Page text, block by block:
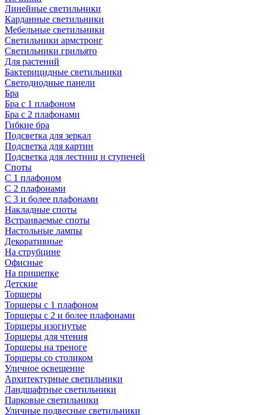
Линейные светильники
Карданные светильники
Мебельные светильники
Светильники армстронг
Светильники грильято
Для растений
Бактерицидные светильники
Светодиодные панели
Бра
Бра с 1 плафоном
Бра с 2 плафонами
Гибкие бра
Подсветка для зеркал
Подсветка для картин
Подсветка для лестниц и ступеней
Споты
С 1 плафоном
С 2 плафонами
С 3 и более плафонами
Накладные споты
Встраиваемые споты
Настольные лампы
Декоративные
На струбцине
Офисные
На прищепке
Детские
Торшеры
Торшеры с 1 плафоном
Торшеры с 2 и более плафонами
Торшеры изогнутые
Торшеры для чтения
Торшеры на треноге
Торшеры со столиком
Уличное освещение
Архитектурные светильники
Ландшафтные светильники
Парковые светильники
Уличные подвесные светильники